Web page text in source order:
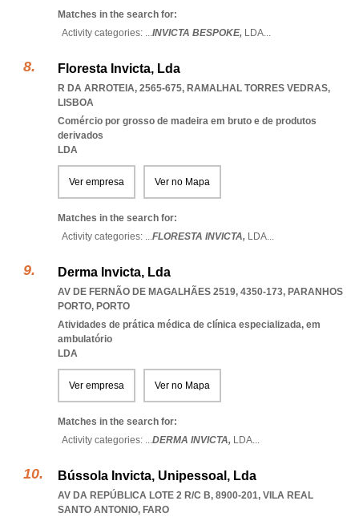
Matches in the search for:
Activity categories: ...INVICTA BESPOKE, LDA...
Floresta Invicta, Lda
R DA ARROTEIA, 2565-675, RAMALHAL TORRES VEDRAS,
LISBOA
Comércio por grosso de madeira em bruto e de produtos
derivados
LDA
Ver empresa Ver no Mapa
Matches in the search for:
Activity categories: ...FLORESTA INVICTA, LDA...
Derma Invicta, Lda
AV DE FERNÃO DE MAGALHÃES 2519, 4350-173, PARANHOS
PORTO, PORTO
Atividades de prática médica de clínica especializada, em
ambulatório
LDA
Ver empresa Ver no Mapa
Matches in the search for:
Activity categories: ...DERMA INVICTA, LDA...
Bússola Invicta, Unipessoal, Lda
AV DA REPÚBLICA LOTE 2 R/C B, 8900-201, VILA REAL
SANTO ANTONIO, FARO